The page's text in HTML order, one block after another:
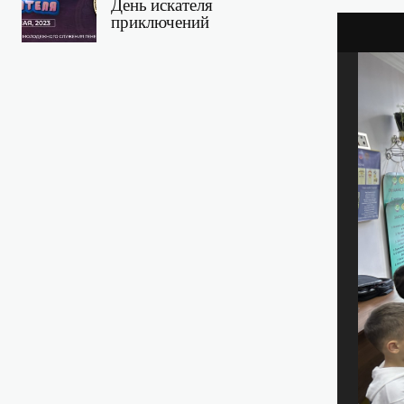
День искателя
приключений